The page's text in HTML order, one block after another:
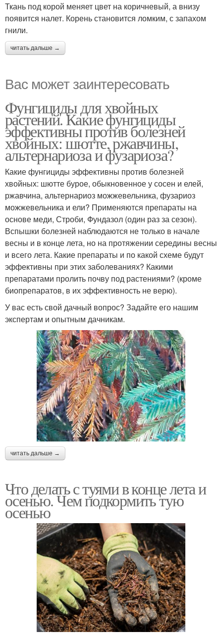
Ткань под корой меняет цвет на коричневый, а внизу
появится налет. Корень становится ломким, с запахом
гнили.
читать дальше →
Вас может заинтересовать
Фунгициды для хвойных
растений. Какие фунгициды
эффективны против болезней
хвойных: шютте, ржавчины,
альтернариоза и фузариоза?
Какие фунгициды эффективны против болезней
хвойных: шютте бурое, обыкновенное у сосен и елей,
ржавчина, альтернариоз можжевельника, фузариоз
можжевельника и ели? Применяются препараты на
основе меди, Строби, Фундазол (один раз за сезон).
Вспышки болезней наблюдаются не только в начале
весны и в конце лета, но на протяжении середины весны
и всего лета. Какие препараты и по какой схеме будут
эффективны при этих заболеваниях? Какими
препаратами пролить почву под растениями? (кроме
биопрепаратов, в их эффективность не верю).
У вас есть свой дачный вопрос? Задайте его нашим
экспертам и опытным дачникам.
читать дальше →
Что делать с туями в конце лета и
осенью. Чем подкормить тую
осенью